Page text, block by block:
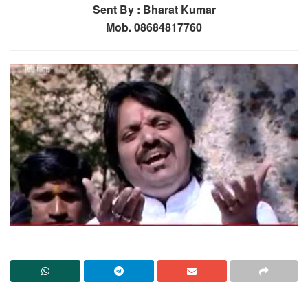
Sent By : Bharat Kumar
Mob. 08684817760